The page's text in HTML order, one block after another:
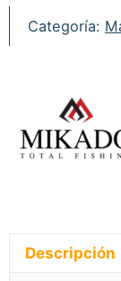
Categoría:
Descripción